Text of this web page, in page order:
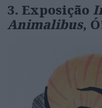
3. Exposição
Animalibus,